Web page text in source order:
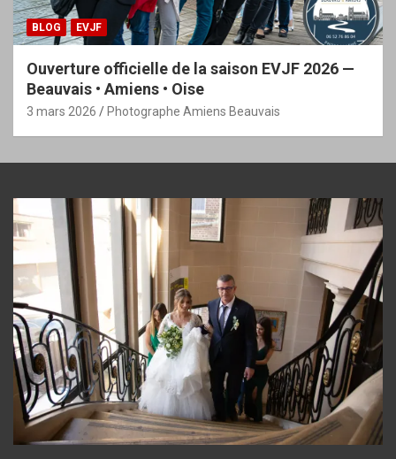
BLOG EVJF
Ouverture officielle de la saison EVJF 2026 —
Beauvais • Amiens • Oise
3 mars 2026 Photographe Amiens Beauvais